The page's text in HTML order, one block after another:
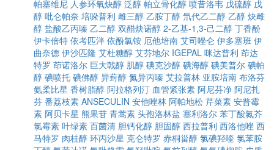
帕塞维尼 人参环氧炔醇 泛醇 帕立骨化醇 喷昔洛韦 戊硫醇 戊
醇 吡仑帕奈 培哚普利 雌三醇 乙胺丁醇 氘代乙二醇 乙醇 炔雌
醇 盐酸乙丙嗪 乙二醇 双醋炔诺醇 2-乙基-1,3-己二醇 丁香酚
伊卡倍特 依考匹泮 依酚氯铵 厄他培南 艾司唑仑 伊多塞班 伊
曲奈德 伊沙匹隆 艾杜糖醇 艾芬地尔 IGEPAL 咪达普利 茚达
特罗 茚诺洛尔 巨大戟醇 肌醇 碘克沙醇 碘海醇 碘美普尔 碘帕
醇 碘喷托 碘佛醇 异葑醇 氮异丙嗪 艾拉普林 亚胺培南 布洛芬
氨柔比星 香树脂醇 阿拉格列汀 血管紧张素 阿尼芬净 阿尼扎
芬 番荔枝素 ANSECULIN 安他唑林 阿帕地松 芹菜素 安普霉
素 阿贝卡星 熊果苷 青蒿素 头孢洛林盐 塞利洛尔 苯丁酸氮芥
氯霉素 叶绿素 百菌清 胆钙化醇 胆固醇 西拉普利 西洛他唑 西
马特罗 肉桂醇 环丙沙星 克仑特罗 赤桐甾醇 氯碘羟喹 氯苯胺